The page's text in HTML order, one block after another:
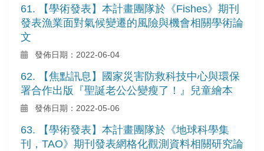
61. 【學術發表】本計畫團隊於《Fishes》期刊
發表漁業面對氣候變遷的風險與機會相關學術論
文
發佈日期：2022-06-04
62. 【焦點訊息】國家災害防救科技中心與環保
署合作出版『聖誕老公公變瘦了！』兒童繪本
發佈日期：2022-05-06
63. 【學術發表】本計畫團隊於《地球科學集
刊，TAO》期刊發表網格化觀測資料相關研究論